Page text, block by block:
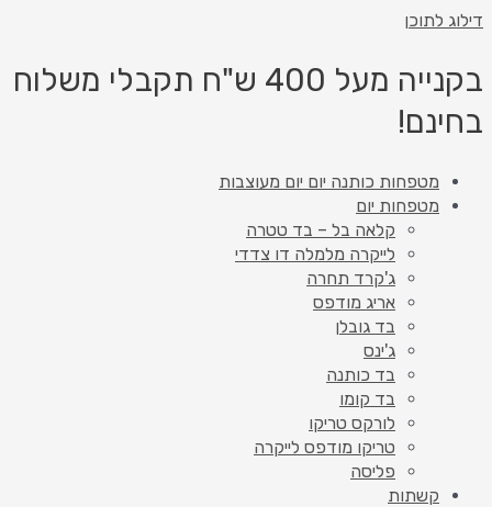
דילוג לתוכן
בקנייה מעל 400 ש"ח תקבלי משלוח
בחינם!
מטפחות כותנה יום יום מעוצבות
מטפחות יום
קלאה בל – בד טטרה
לייקרה מלמלה דו צדדי
ג'קרד תחרה
אריג מודפס
בד גובלן
ג'ינס
בד כותנה
בד קומו
לורקס טריקו
טריקו מודפס לייקרה
פליסה
קשתות